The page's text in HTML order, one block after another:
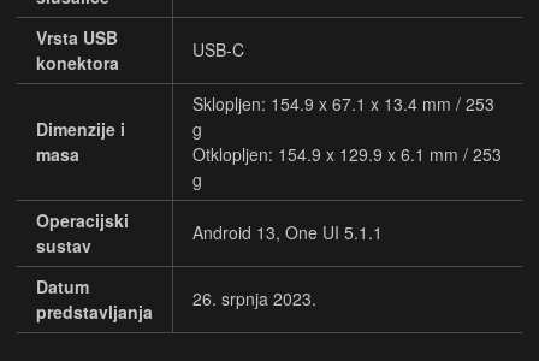
Vrsta USB
konektora
USB-C
Dimenzije i
masa
Sklopljen: 154.9 x 67.1 x 13.4 mm / 253
g
Otklopljen: 154.9 x 129.9 x 6.1 mm / 253
g
Operacijski
sustav
Android 13, One UI 5.1.1
Datum
predstavljanja
26. srpnja 2023.